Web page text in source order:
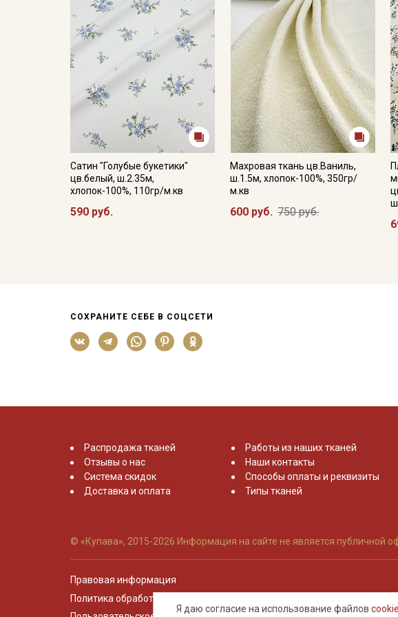
Сатин "Голубые букетики"
цв.белый, ш.2.35м,
хлопок-100%, 110гр/м.кв
590 руб.
Махровая ткань цв.Ваниль,
ш.1.5м, хлопок-100%, 350гр/
м.кв
600 руб. 750 руб.
СОХРАНИТЕ СЕБЕ В СОЦСЕТИ
Я даю согласие на использование файлов cookie
Распродажа тканей
Отзывы о нас
Система скидок
Доставка и оплата
Работы из наших тканей
Наши контакты
Способы оплаты и реквизиты
Типы тканей
© «Купава», 2015-2026 Информация на сайте не является публичной
Правовая информация
Политика обработки персональных данных